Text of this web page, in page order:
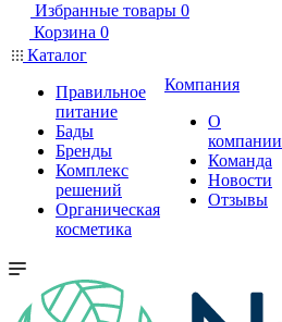
Избранные товары 0
Корзина 0
Каталог
Правильное
питание
Бады
Бренды
Комплекс
решений
Органическая
косметика
Компания
О
компании
Команда
Новости
Отзывы